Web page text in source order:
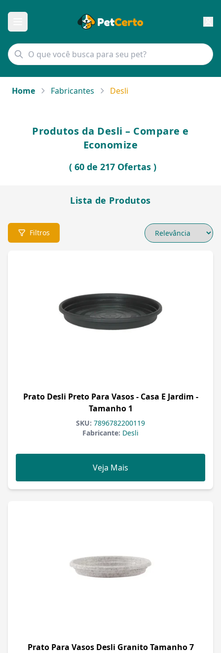
Home Fabricantes Desli
Produtos da Desli – Compare e
Economize
( 60 de 217 Ofertas )
Lista de Produtos
Filtros
Prato Desli Preto Para Vasos - Casa E Jardim -
Tamanho 1
SKU: 7896782200119
Fabricante: Desli
Veja Mais
Prato Para Vasos Desli Granito Tamanho 7